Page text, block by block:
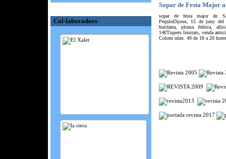
Col·laboradors
Sopar de Festa Major
sopar de festa major de
PequínDijous, 15 de juny del
butifarra, ploma ibèrica,
14€Tiquets limitats, venda
Colom núm. 49 de 18 a 20